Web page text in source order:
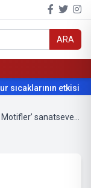
ARA
sıcaklarının etkisi